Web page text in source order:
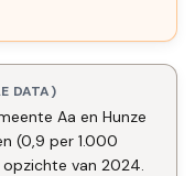
DATA)
Aa en Hunze
(0,9 per 1.000
van 2024.